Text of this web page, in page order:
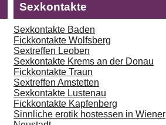
Sexkontakte
Sexkontakte Baden
Fickkontakte Wolfsberg
Sextreffen Leoben
Sexkontakte Krems an der Donau
Fickkontakte Traun
Sextreffen Amstetten
Sexkontakte Lustenau
Fickkontakte Kapfenberg
Sinnliche erotik hostessen in Wiener